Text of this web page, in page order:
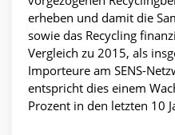
erheben und damit die
sowie das Recycling
Vergleich zu 2015, als
Importeure am SENS-
entspricht dies einem
Prozent in den letzten 10